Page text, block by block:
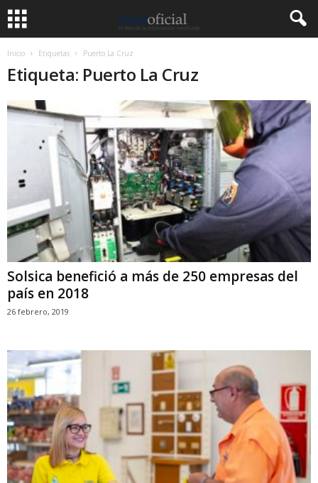
Inicio Etiquetas Puerto La Cruz
Etiqueta: Puerto La Cruz
Solsica benefició a más de 250 empresas del
país en 2018
26 febrero, 2019